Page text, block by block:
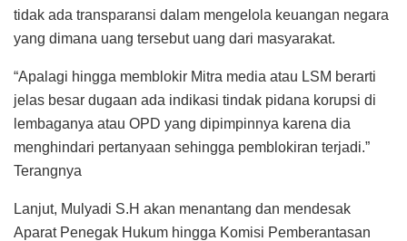
tidak ada transparansi dalam mengelola keuangan negara
yang dimana uang tersebut uang dari masyarakat.
“Apalagi hingga memblokir Mitra media atau LSM berarti
jelas besar dugaan ada indikasi tindak pidana korupsi di
lembaganya atau OPD yang dipimpinnya karena dia
menghindari pertanyaan sehingga pemblokiran terjadi.”
Terangnya
Lanjut, Mulyadi S.H akan menantang dan mendesak
Aparat Penegak Hukum hingga Komisi Pemberantasan